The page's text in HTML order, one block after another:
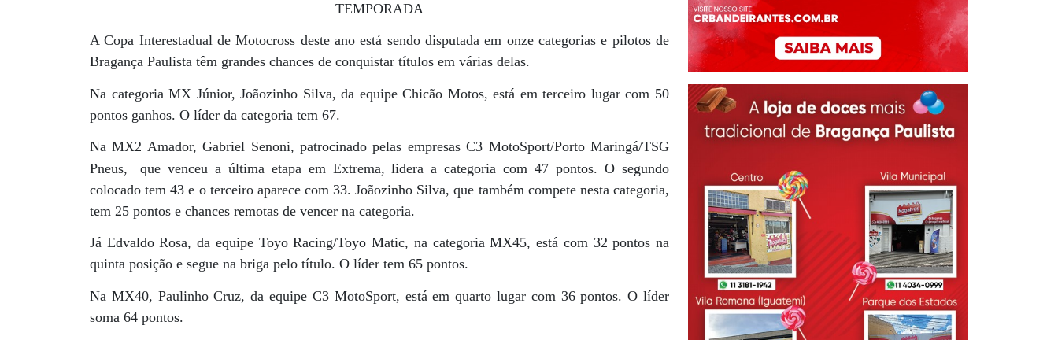
TEMPORADA
A Copa Interestadual de Motocross deste ano está sendo disputada em onze categorias e pilotos de
Bragança Paulista têm grandes chances de conquistar títulos em várias delas.
Na categoria MX Júnior, Joãozinho Silva, da equipe Chicão Motos, está em terceiro lugar com 50
pontos ganhos. O líder da categoria tem 67.
Na MX2 Amador, Gabriel Senoni, patrocinado pelas empresas C3 MotoSport/Porto Maringá/TSG
Pneus,
que venceu a última etapa em Extrema, lidera a categoria com 47 pontos. O segundo
colocado tem 43 e o terceiro aparece com 33. Joãozinho Silva, que também compete nesta categoria,
tem 25 pontos e chances remotas de vencer na categoria.
Já Edvaldo Rosa, da equipe Toyo Racing/Toyo Matic, na categoria MX45, está com 32 pontos na
quinta posição e segue na briga pelo título. O líder tem 65 pontos.
Na MX40, Paulinho Cruz, da equipe C3 MotoSport, está em quarto lugar com 36 pontos. O líder
soma 64 pontos.